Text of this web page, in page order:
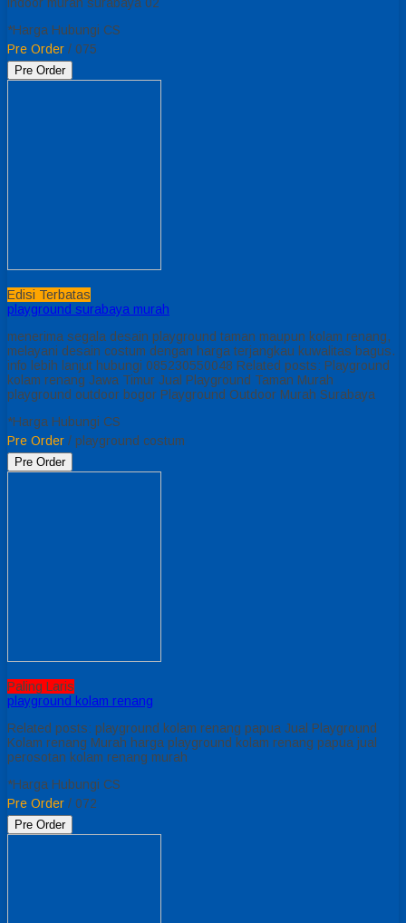
*Harga Hubungi CS
Pre Order / 075
Pre Order
Edisi Terbatas
playground surabaya murah
menerima segala desain playground taman maupun kolam renang,
melayani desain costum dengan harga terjangkau kuwalitas bagus.
info lebih lanjut hubungi 085230550048 Related posts: Playground
kolam renang Jawa Timur Jual Playground Taman Murah
playground outdoor bogor Playground Outdoor Murah Surabaya
*Harga Hubungi CS
Pre Order / playground costum
Pre Order
Paling Laris
playground kolam renang
Related posts: playground kolam renang papua Jual Playground
Kolam renang Murah harga playground kolam renang papua jual
perosotan kolam renang murah
*Harga Hubungi CS
Pre Order / 072
Pre Order